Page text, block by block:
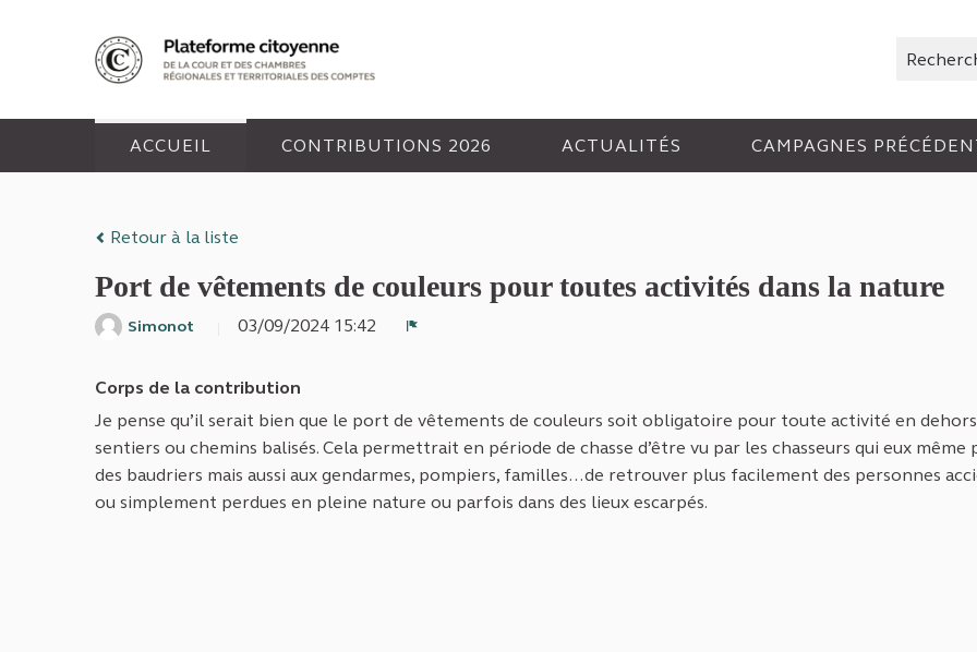
Rechercher
ACCUEIL CONTRIBUTIONS 2026 ACTUALITÉS CAMPAGNES
Retour à la liste
Port de vêtements de couleurs pour toutes activités dans la nature
Simonot
03/09/2024 15:42
Corps de la contribution
Je pense qu’il serait bien que le port de vêtements de couleurs soit obligatoire pour toute activité en dehors
sentiers ou chemins balisés. Cela permettrait en période de chasse d’être vu par les chasseurs qui eux
des baudriers mais aussi aux gendarmes, pompiers, familles…de retrouver plus facilement des personnes
ou simplement perdues en pleine nature ou parfois dans des lieux escarpés.